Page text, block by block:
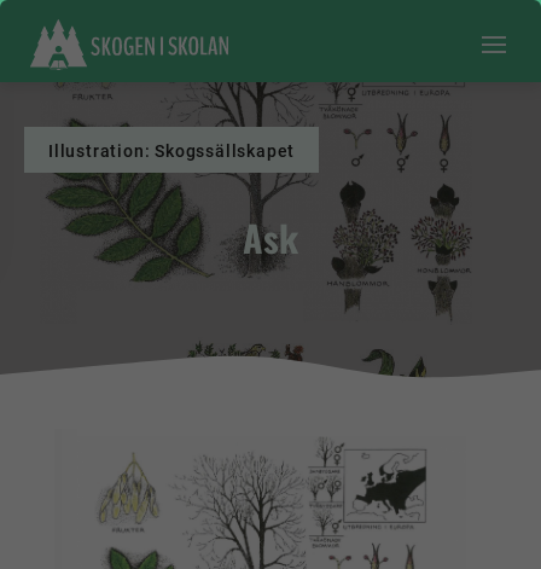
Illustration: Skogssällskapet
Ask